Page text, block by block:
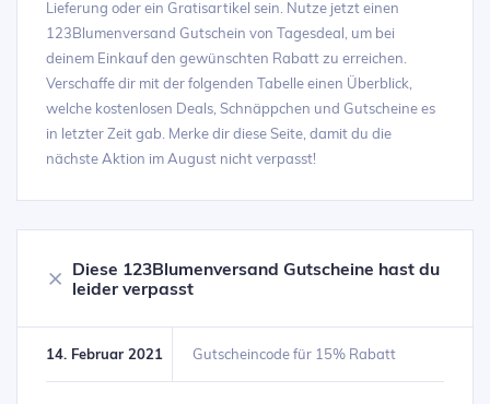
Lieferung oder ein Gratisartikel sein. Nutze jetzt einen
123Blumenversand Gutschein von Tagesdeal, um bei
deinem Einkauf den gewünschten Rabatt zu erreichen.
Verschaffe dir mit der folgenden Tabelle einen Überblick,
welche kostenlosen Deals, Schnäppchen und Gutscheine es
in letzter Zeit gab. Merke dir diese Seite, damit du die
nächste Aktion im August nicht verpasst!
Diese 123Blumenversand Gutscheine hast du
leider verpasst
14. Februar 2021 Gutscheincode für 15% Rabatt